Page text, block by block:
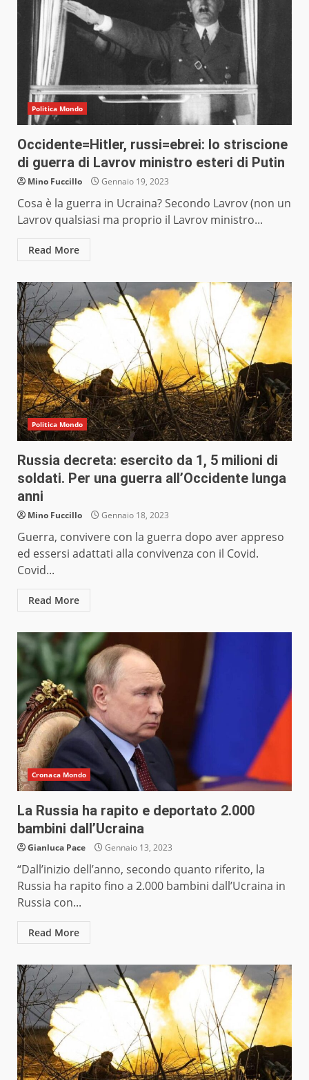
Politica Mondo
Occidente=Hitler, russi=ebrei: lo striscione
di guerra di Lavrov ministro esteri di Putin
Mino Fuccillo Gennaio 19, 2023
Cosa è la guerra in Ucraina? Secondo Lavrov (non un
Lavrov qualsiasi ma proprio il Lavrov ministro...
Read More
Politica Mondo
Russia decreta: esercito da 1, 5 milioni di
soldati. Per una guerra all’Occidente lunga
anni
Mino Fuccillo Gennaio 18, 2023
Guerra, convivere con la guerra dopo aver appreso
ed essersi adattati alla convivenza con il Covid.
Covid...
Read More
Cronaca Mondo
La Russia ha rapito e deportato 2.000
bambini dall’Ucraina
Gianluca Pace Gennaio 13, 2023
“Dall’inizio dell’anno, secondo quanto riferito, la
Russia ha rapito fino a 2.000 bambini dall’Ucraina in
Russia con...
Read More